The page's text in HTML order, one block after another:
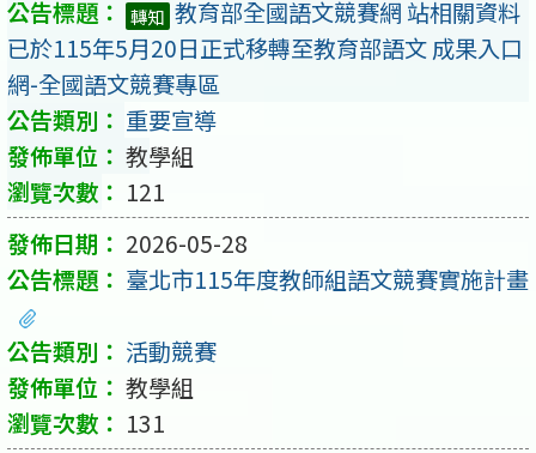
轉知 教育部全國語文競賽網 站相關資料
已於115年5月20日正式移轉至教育部語文 成果入口
網-全國語文競賽專區
重要宣導
教學組
121
2026-05-28
臺北市115年度教師組語文競賽實施計畫
活動競賽
教學組
131